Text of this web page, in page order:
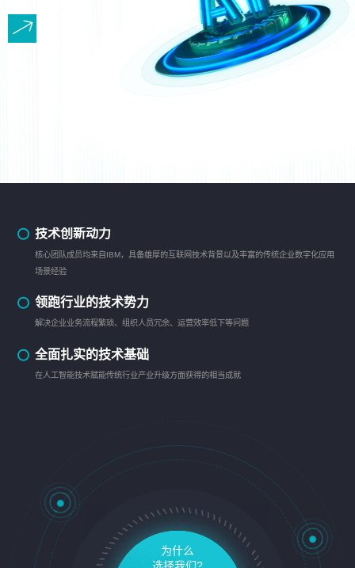
技术创新动力
核心团队成员均来自IBM，具备雄厚的互联网技术背景以及丰富的传统企业数字化应用
场景经验
领跑行业的技术势力
解决企业业务流程繁琐、组织人员冗余、运营效率低下等问题
全面扎实的技术基础
在人工智能技术赋能传统行业产业升级方面获得的相当成就
为什么
选择我们?